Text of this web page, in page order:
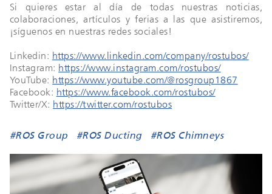
Si quieres estar al día de todas nuestras noticias,
colaboraciones, artículos y ferias a las que asistiremos,
¡síguenos en nuestras redes sociales!
Linkedin: https://www.linkedin.com/company/rostubos/
Instagram: https://www.instagram.com/rostubos/
YouTube: https://www.youtube.com/@rosgroup1867
Facebook: https://www.facebook.com/rostubos/
Twitter/X: https://twitter.com/rostubos
#ROS Group #ROS Ducting #ROS Chimneys